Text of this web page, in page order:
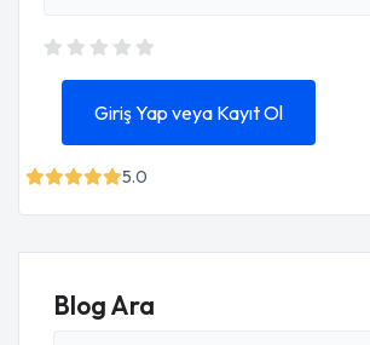
Giriş Yap veya Kayıt Ol
5.0
Blog Ara